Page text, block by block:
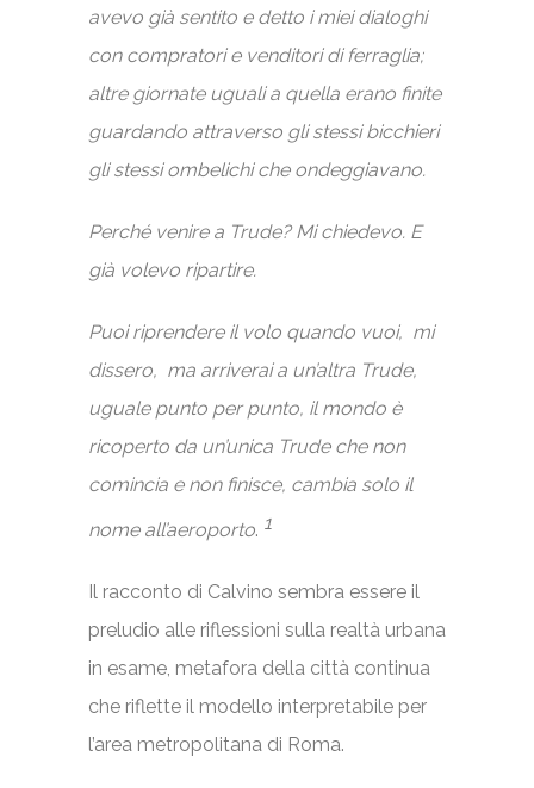
avevo già sentito e detto i miei dialoghi
con compratori e venditori di ferraglia;
altre giornate uguali a quella erano finite
guardando attraverso gli stessi bicchieri
gli stessi ombelichi che ondeggiavano.
Perché venire a Trude? Mi chiedevo. E
già volevo ripartire.
Puoi riprendere il volo quando vuoi, mi
dissero, ma arriverai a un’altra Trude,
uguale punto per punto, il mondo è
ricoperto da un’unica Trude che non
comincia e non finisce, cambia solo il
nome all’aeroporto. 1
Il racconto di Calvino sembra essere il
preludio alle riflessioni sulla realtà urbana
in esame, metafora della città continua
che riflette il modello interpretabile per
l’area metropolitana di Roma.